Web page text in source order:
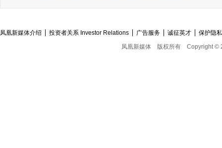
凤凰新媒体介绍 投资者关系 Investor Relations 广告服务 诚征英才
保护隐
凤凰新媒体
版权所有 Copyright ©